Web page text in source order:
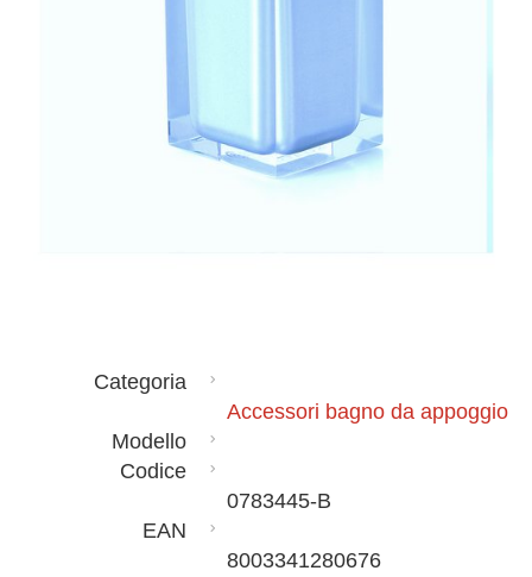
Categoria
Accessori bagno da appoggio
Modello
Codice
0783445-B
EAN
8003341280676